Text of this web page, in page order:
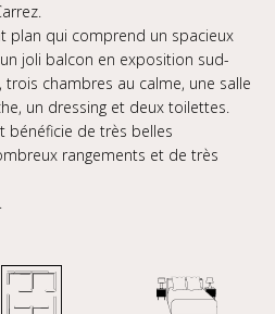
plan qui comprend un spacieux
joli balcon en exposition sud-
trois chambres au calme, une salle
un dressing et deux toilettes.
bénéficie de très belles
rangements et de très